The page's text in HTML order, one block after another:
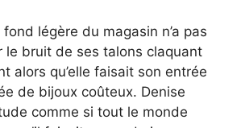
légère du magasin n’a pas
le bruit de ses talons claquant
alors qu’elle faisait son entrée
de bijoux coûteux. Denise
comme si tout le monde